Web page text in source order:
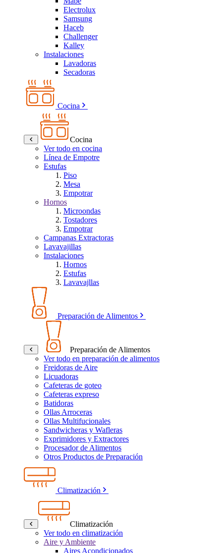
Electrolux
Samsung
Haceb
Challenger
Kalley
Instalaciones
Lavadoras
Secadoras
Cocina
Cocina
Ver todo en cocina
Línea de Empotre
Estufas
Piso
Mesa
Empotrar
Hornos
Microondas
Tostadores
Empotrar
Campanas Extractoras
Lavavajillas
Instalaciones
Hornos
Estufas
Lavavajllas
Preparación de Alimentos
Preparación de Alimentos
Ver todo en preparación de alimentos
Freidoras de Aire
Licuadoras
Cafeteras de goteo
Cafeteras expreso
Batidoras
Ollas Arroceras
Ollas Multifucionales
Sandwicheras y Wafleras
Exprimidores y Extractores
Procesador de Alimentos
Otros Productos de Preparación
Climatización
Climatización
Ver todo en climatización
Aire y Ambiente
Aires Acondicionados